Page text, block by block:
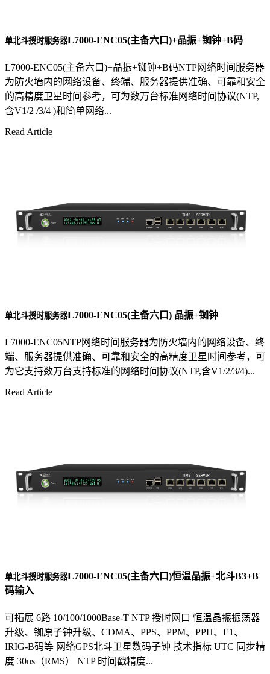
单北斗授时服务器L7000-ENC05(主备六口)+晶振+铷钟+B码
L7000-ENC05(主备六口)+晶振+铷钟+B码NTP网络时间服务器
为防火墙内的网络设备、终端、服务器提供准确、可靠和安全
的高精度卫星时间参考，可为数万台标准网络时间协议(NTP,
含V1/2 /3/4 )和简单网络...
Read Article
单北斗授时服务器L7000-ENC05(主备六口) 晶振+铷钟
L7000-ENC05NTP网络时间服务器为防火墙内的网络设备、终
端、服务器提供准确、可靠和安全的高精度卫星时间参考，可
为它支持数万台支持标准的网络时间协议(NTP,含V1/2/3/4)...
Read Article
单北斗授时服务器L7000-ENC05(主备六口)恒温晶振+北斗B3+B
码输入
可拓展 6路 10/100/1000Base-T NTP 授时网口 恒温晶振振荡器
升级、铷原子钟升级、CDMA、PPS、PPM、PPH、E1、
IRIG-B码等 网络GPS北斗卫星数码子钟 技术指标 UTC 同步精
度 30ns（RMS） NTP 时间戳精度...